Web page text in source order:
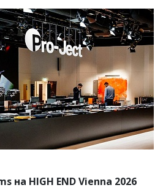
на HIGH END Vienna 2026